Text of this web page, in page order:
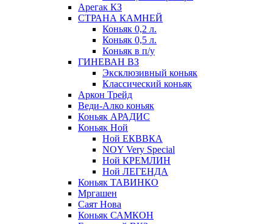
Арегак КЗ
СТРАНА КАМНЕЙ
Коньяк 0,2 л.
Коньяк 0,5 л.
Коньяк в п/у
ГИНЕВАН ВЗ
Эксклюзивный коньяк
Классический коньяк
Аркон Трейд
Веди-Алко коньяк
Коньяк АРАДИС
Коньяк Ной
Ной ЕКВВКА
NOY Very Special
Ной КРЕМЛИН
Ной ЛЕГЕНДА
Коньяк ТАВИНКО
Мргашен
Саят Нова
Коньяк САМКОН